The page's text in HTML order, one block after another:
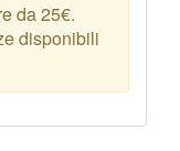
da 25€.
disponibili